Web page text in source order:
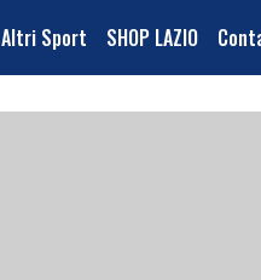
Altri Sport SHOP LAZIO